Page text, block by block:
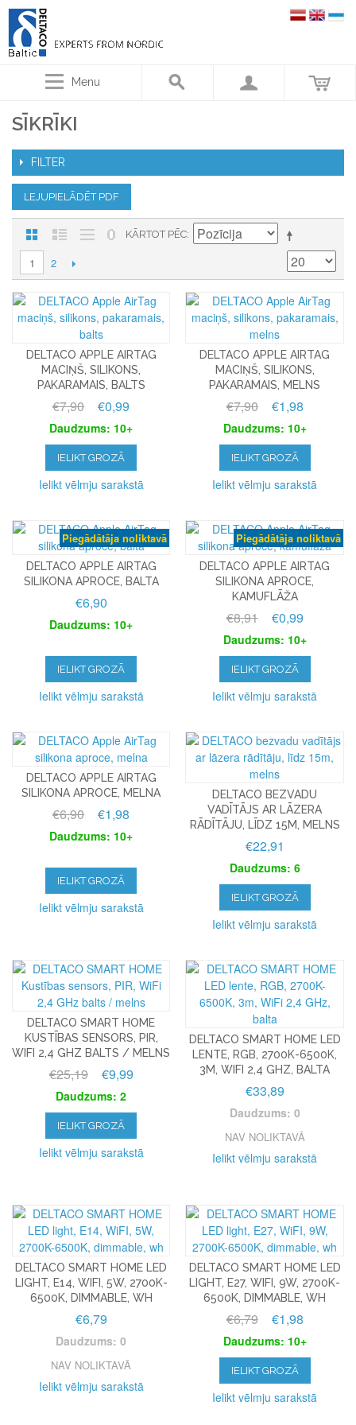
Menu
SĪKRĪKI
FILTER
LEJUPIELĀDĒT PDF
KĀRTOT PĒC
1 2
DELTACO APPLE AIRTAG
MACIŅŠ, SILIKONS,
PAKARAMAIS, BALTS
€7,90 €0,99
Daudzums: 10+
IELIKT GROZĀ
Ielikt vēlmju sarakstā
DELTACO APPLE AIRTAG
MACIŅŠ, SILIKONS,
PAKARAMAIS, MELNS
€7,90 €1,98
Daudzums: 10+
IELIKT GROZĀ
Ielikt vēlmju sarakstā
Piegādātāja noliktavā
DELTACO APPLE AIRTAG
SILIKONA APROCE, BALTA
€6,90
Daudzums: 10+
IELIKT GROZĀ
Ielikt vēlmju sarakstā
Piegādātāja noliktavā
DELTACO APPLE AIRTAG
SILIKONA APROCE,
KAMUFLĀŽA
€8,91 €0,99
Daudzums: 10+
IELIKT GROZĀ
Ielikt vēlmju sarakstā
DELTACO APPLE AIRTAG
SILIKONA APROCE, MELNA
€6,90 €1,98
Daudzums: 10+
IELIKT GROZĀ
Ielikt vēlmju sarakstā
DELTACO BEZVADU
VADĪTĀJS AR LĀZERA
RĀDĪTĀJU, LĪDZ 15M, MELNS
€22,91
Daudzums: 6
IELIKT GROZĀ
Ielikt vēlmju sarakstā
DELTACO SMART HOME
KUSTĪBAS SENSORS, PIR,
WIFI 2,4 GHZ BALTS / MELNS
€25,19 €9,99
Daudzums: 2
IELIKT GROZĀ
Ielikt vēlmju sarakstā
DELTACO SMART HOME LED
LENTE, RGB, 2700K-6500K,
3M, WIFI 2,4 GHZ, BALTA
€33,89
Daudzums: 0
NAV NOLIKTAVĀ
Ielikt vēlmju sarakstā
DELTACO SMART HOME LED
LIGHT, E14, WIFI, 5W, 2700K-
6500K, DIMMABLE, WH
€6,79
Daudzums: 0
NAV NOLIKTAVĀ
Ielikt vēlmju sarakstā
DELTACO SMART HOME LED
LIGHT, E27, WIFI, 9W, 2700K-
6500K, DIMMABLE, WH
€6,79 €1,98
Daudzums: 10+
IELIKT GROZĀ
Ielikt vēlmju sarakstā